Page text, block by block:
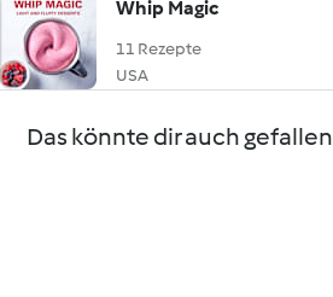
Whip Magic
11 Rezepte
USA
Das könnte dir auch gefallen